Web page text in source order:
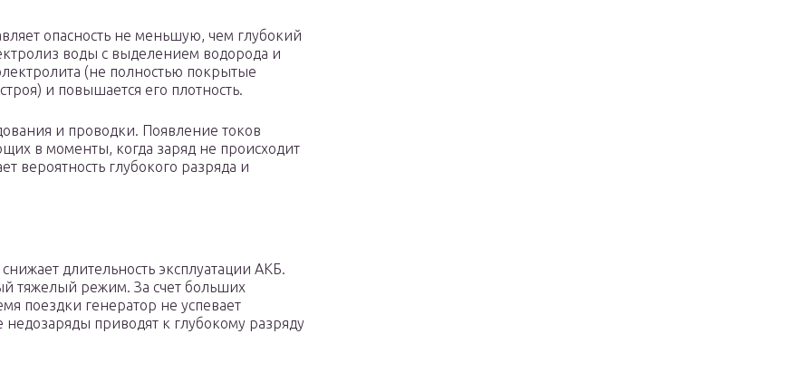
опасность не меньшую, чем глубокий
воды с выделением водорода и
(не полностью покрытые
и повышается его плотность.
и проводки. Появление токов
в моменты, когда заряд не происходит
вероятность глубокого разряда и
длительность эксплуатации АКБ.
тяжелый режим. За счет больших
поездки генератор не успевает
приводят к глубокому разряду